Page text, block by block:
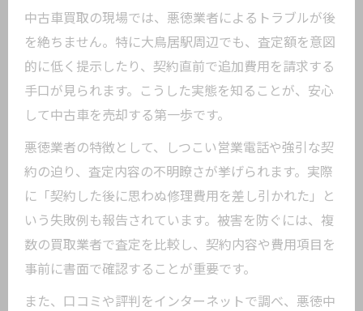
説
中古車買取にありがちなトラブルの傾向
と原因
中古車買取で損をしないための情報収集
術
知らずに損する中古車買取の代表的な落
とし穴
中古車買取のリスクとその根本的な回避
法
安心して売却するための中古車買取の注意点
中古車買取の査定時に必ず確認すべきポ
イント
中古車買取の現場では、悪徳業者によるトラブルが後
を絶ちません。特に大鳥居駅周辺でも、査定額を意図
的に低く提示したり、契約直前で追加費用を請求する
手口が見られます。こうした実態を知ることが、安心
して中古車を売却する第一歩です。
悪徳業者の特徴として、しつこい営業電話や強引な契
約の迫り、査定内容の不明瞭さが挙げられます。実際
に「契約した後に思わぬ修理費用を差し引かれた」と
いう失敗例も報告されています。被害を防ぐには、複
数の買取業者で査定を比較し、契約内容や費用項目を
事前に書面で確認することが重要です。
また、口コミや評判をインターネットで調べ、悪徳中